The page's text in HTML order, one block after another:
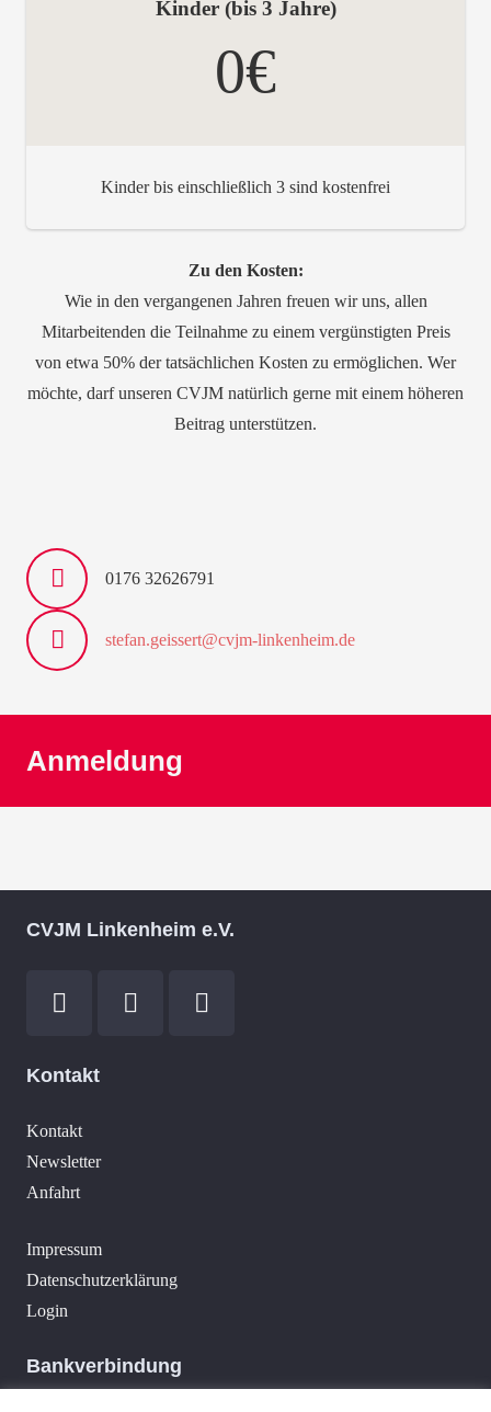
Kinder (bis 3 Jahre)
0€
Kinder bis einschließlich 3 sind kostenfrei
Zu den Kosten:
Wie in den vergangenen Jahren freuen wir uns, allen
Mitarbeitenden die Teilnahme zu einem vergünstigten Preis
von etwa 50% der tatsächlichen Kosten zu ermöglichen. Wer
möchte, darf unseren CVJM natürlich gerne mit einem höheren
Beitrag unterstützen.
0176 32626791
stefan.geissert@cvjm-linkenheim.de
Anmeldung
CVJM Linkenheim e.V.
Kontakt
Kontakt
Newsletter
Anfahrt
Impressum
Datenschutzerklärung
Login
Bankverbindung